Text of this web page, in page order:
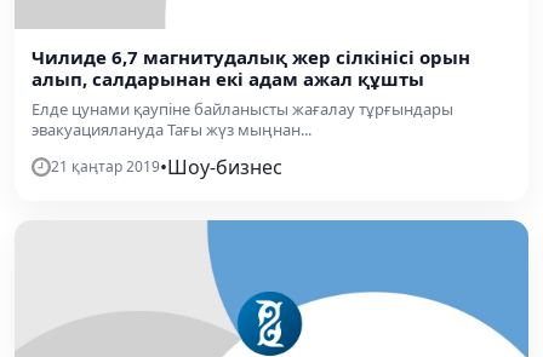
Чилиде 6,7 магнитудалық жер сілкінісі орын
алып, салдарынан екі адам ажал құшты
Елде цунами қаупіне байланысты жағалау тұрғындары
эвакуациялануда Тағы жүз мыңнан...
21 қаңтар 2019•Шоу-бизнес